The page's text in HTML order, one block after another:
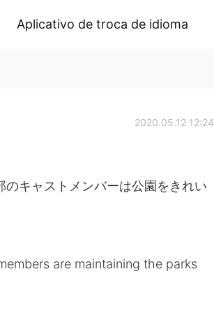
Aplicativo de troca de idioma
2020.05.12 12:24
キャストメンバーは公園をきれい
are maintaining the parks